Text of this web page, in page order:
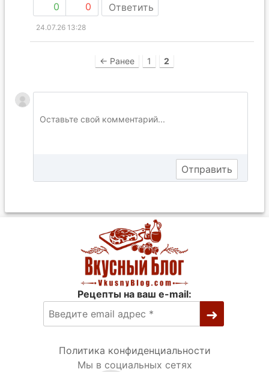
0 0 Ответить
24.07.26 13:28
← Ранее 1 2
Рецепты на ваш e-mail:
Политика конфиденциальности
Мы в социальных сетях